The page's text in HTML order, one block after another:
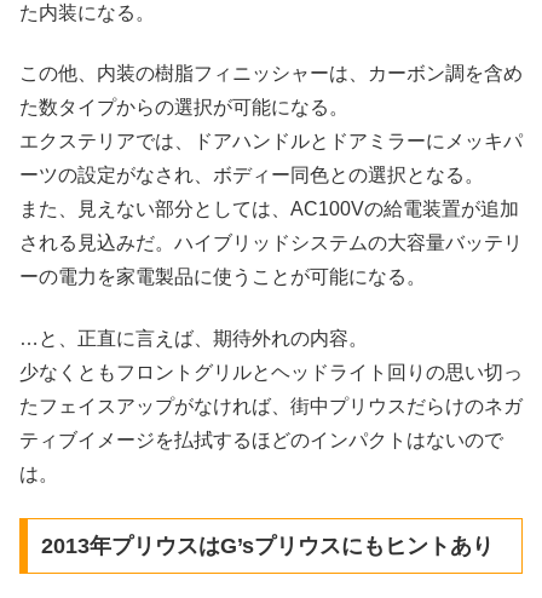
た内装になる。
この他、内装の樹脂フィニッシャーは、カーボン調を含め
た数タイプからの選択が可能になる。
エクステリアでは、ドアハンドルとドアミラーにメッキパ
ーツの設定がなされ、ボディー同色との選択となる。
また、見えない部分としては、AC100Vの給電装置が追加
される見込みだ。ハイブリッドシステムの大容量バッテリ
ーの電力を家電製品に使うことが可能になる。
…と、正直に言えば、期待外れの内容。
少なくともフロントグリルとヘッドライト回りの思い切っ
たフェイスアップがなければ、街中プリウスだらけのネガ
ティブイメージを払拭するほどのインパクトはないので
は。
2013年プリウスはG’sプリウスにもヒントあり